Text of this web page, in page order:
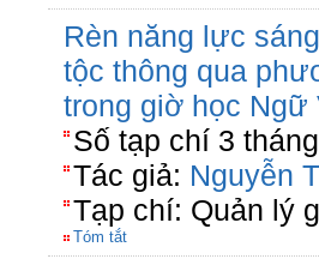
Rèn năng lực
tộc thông qua
trong giờ học Ngữ
Số tạp chí 3
Tác giả: Nguyễn
Tạp chí: Quản lý
Tóm tắt